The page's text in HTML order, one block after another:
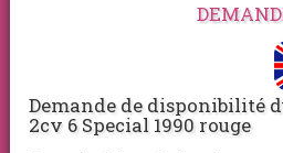
Demande de disponibilité
2cv 6 Special 1990 rouge